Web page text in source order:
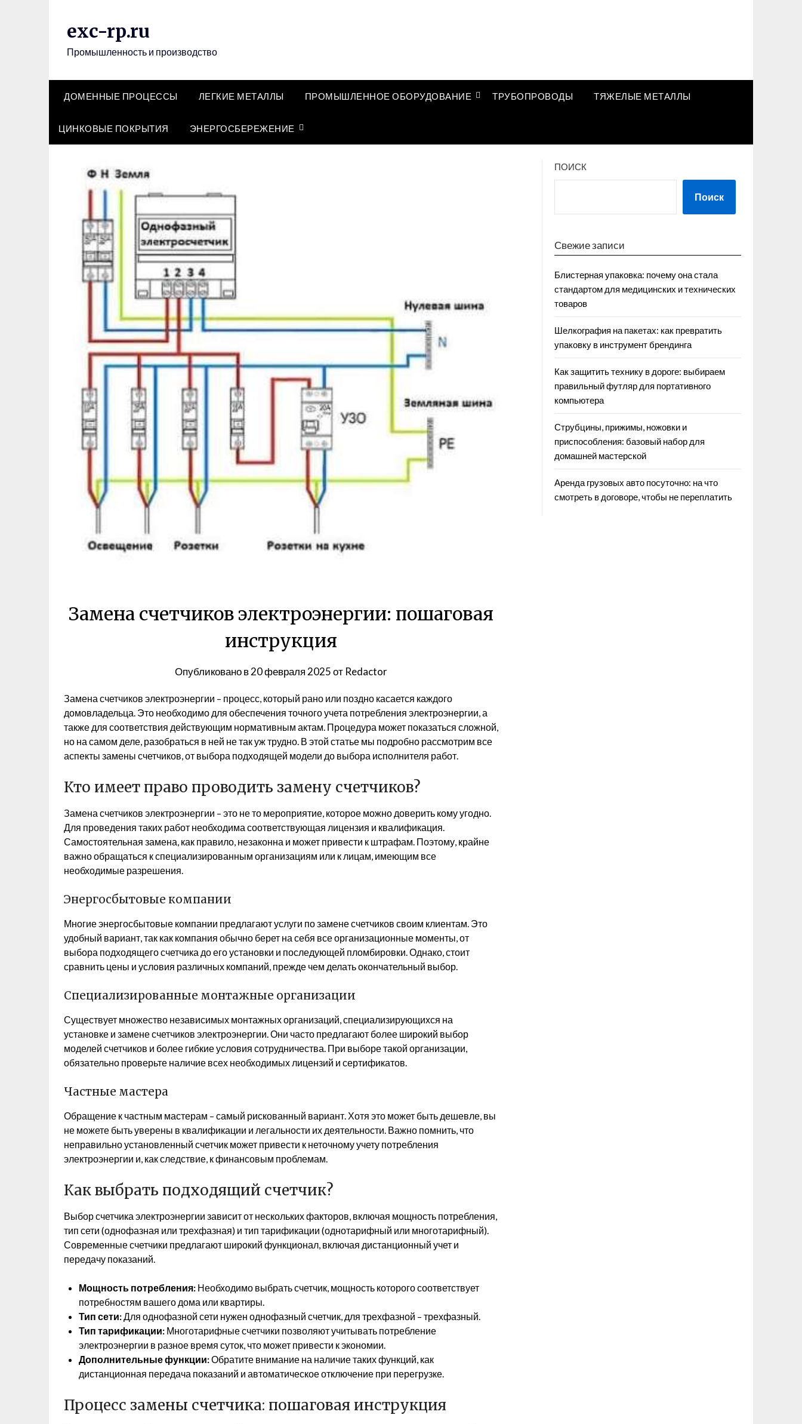
exc-rp.ru
Промышленность и производство
ДОМЕННЫЕ ПРОЦЕССЫ ЛЕГКИЕ МЕТАЛЛЫ ПРОМЫШЛЕННОЕ ОБОРУДОВАНИЕ ТРУБОПРОВОДЫ ТЯЖЕЛЫЕ МЕТАЛЛЫ
ЦИНКОВЫЕ ПОКРЫТИЯ ЭНЕРГОСБЕРЕЖЕНИЕ
Замена счетчиков электроэнергии: пошаговая
инструкция
Опубликовано в20 февраля 2025от Redactor
Замена счетчиков электроэнергии – процесс, который рано или поздно касается каждого
домовладельца. Это необходимо для обеспечения точного учета потребления электроэнергии, а
также для соответствия действующим нормативным актам. Процедура может показаться сложной,
но на самом деле, разобраться в ней не так уж трудно. В этой статье мы подробно рассмотрим все
аспекты замены счетчиков, от выбора подходящей модели до выбора исполнителя работ.
Кто имеет право проводить замену счетчиков?
Замена счетчиков электроэнергии – это не то мероприятие, которое можно доверить кому угодно.
Для проведения таких работ необходима соответствующая лицензия и квалификация.
Самостоятельная замена, как правило, незаконна и может привести к штрафам. Поэтому, крайне
важно обращаться к специализированным организациям или к лицам, имеющим все
необходимые разрешения.
Энергосбытовые компании
Многие энергосбытовые компании предлагают услуги по замене счетчиков своим клиентам. Это
удобный вариант, так как компания обычно берет на себя все организационные моменты, от
выбора подходящего счетчика до его установки и последующей пломбировки. Однако, стоит
сравнить цены и условия различных компаний, прежде чем делать окончательный выбор.
Специализированные монтажные организации
Существует множество независимых монтажных организаций, специализирующихся на
установке и замене счетчиков электроэнергии. Они часто предлагают более широкий выбор
моделей счетчиков и более гибкие условия сотрудничества. При выборе такой организации,
обязательно проверьте наличие всех необходимых лицензий и сертификатов.
Частные мастера
Обращение к частным мастерам – самый рискованный вариант. Хотя это может быть дешевле, вы
не можете быть уверены в квалификации и легальности их деятельности. Важно помнить, что
неправильно установленный счетчик может привести к неточному учету потребления
электроэнергии и, как следствие, к финансовым проблемам.
Как выбрать подходящий счетчик?
Выбор счетчика электроэнергии зависит от нескольких факторов, включая мощность потребления,
тип сети (однофазная или трехфазная) и тип тарификации (однотарифный или многотарифный).
Современные счетчики предлагают широкий функционал, включая дистанционный учет и
передачу показаний.
Мощность потребления: Необходимо выбрать счетчик, мощность которого соответствует
потребностям вашего дома или квартиры.
Тип сети: Для однофазной сети нужен однофазный счетчик, для трехфазной – трехфазный.
Тип тарификации: Многотарифные счетчики позволяют учитывать потребление
электроэнергии в разное время суток, что может привести к экономии.
Дополнительные функции:Обратите внимание на наличие таких функций, как
дистанционная передача показаний и автоматическое отключение при перегрузке.
Процесс замены счетчика: пошаговая инструкция
ПОИСК
Поиск
Свежие записи
Блистерная упаковка: почему она стала
стандартом для медицинских и технических
товаров
Шелкография на пакетах: как превратить
упаковку в инструмент брендинга
Как защитить технику в дороге: выбираем
правильный футляр для портативного
компьютера
Струбцины, прижимы, ножовки и
приспособления: базовый набор для
домашней мастерской
Аренда грузовых авто посуточно: на что
смотреть в договоре, чтобы не переплатить